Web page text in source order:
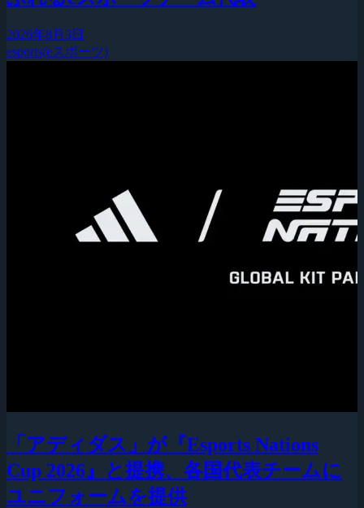
2026年8月3日
esports(eスポーツ)
「アディダス」が『Esports Nations
Cup 2026』と提携、各国代表チームに
ユニフォームを提供